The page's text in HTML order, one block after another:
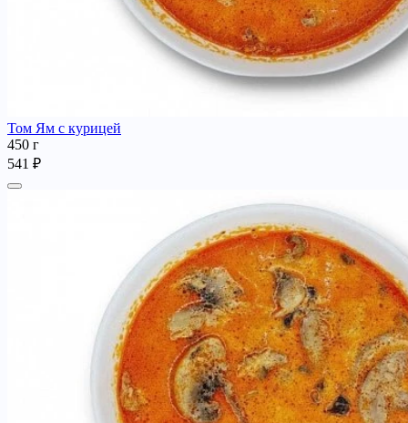
Том Ям с курицей
450 г
541 ₽